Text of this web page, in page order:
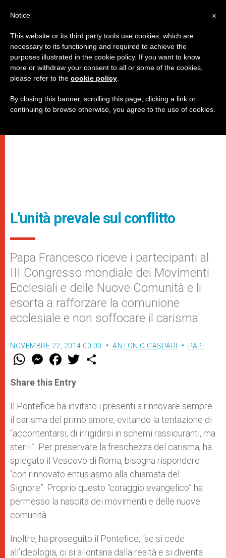
L'unità prevale sul conflitto
Papa Francesco riceve i partecipanti al
III Congresso mondiale dei Movimenti
Ecclesiali e delle Nuove Comunità e li
esorta a rafforzare la comunione
ecclesiale e non soffocare il carisma
NOVEMBRE 22, 2014 00:00 ANTONIO GASPARI PAPI
W
t
s
p
p
M
e
s
e
g
e
r
F
a
e
b
o
k
w
r
Share this Entry
Il Pontefice ha invitato i presenti a rinnovare sempre
il carisma del primo amore, evitando la tentazione di
“accontentarsi, di irrigidirsi in schemi rassicuranti, ma
sterili”. Per preservare la freschezza del carisma, ha
spiegato il Vescovo di Roma, bisogna rispondere
“con rinnovato entusiasmo alla chiamata del
Signore”. Proprio questo “coraggio evangelico” ha
permesso la nascita dei movimenti e delle nuove
comunità.
Inoltre, ha proseguito il Pontefice, “se si cede
all’ideologia, ci si allontana dalla realtà e si diventa
x
Notice
This website or its third party tools use cookies, which are
necessary to its functioning and required to achieve the
purposes illustrated in the cookie policy. If you want to know
more or withdraw your consent to all or some of the cookies,
please refer to the cookie policy
By closing this banner, scrolling this page, clicking a link or
continuing to browse otherwise, you agree to the use of cookies.